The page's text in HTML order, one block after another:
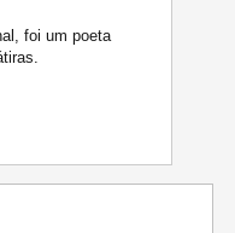
foi um poeta